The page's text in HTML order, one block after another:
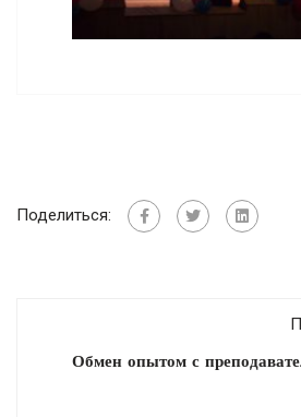
Поделиться:
Обмен опытом с